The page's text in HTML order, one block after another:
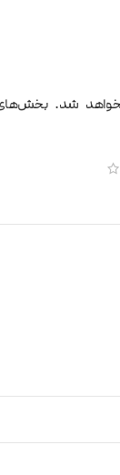
شد. بخش‌های